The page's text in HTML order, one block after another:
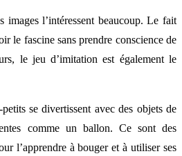
images l’intéressent beaucoup. Le fait
le fascine sans prendre conscience de
le jeu d’imitation est également le
se divertissent avec des objets de
comme un ballon. Ce sont des
l’apprendre à bouger et à utiliser ses